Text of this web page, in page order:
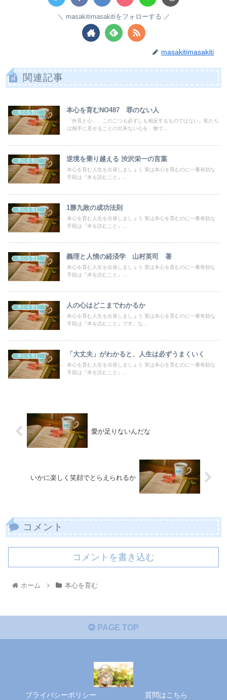
masakitimasakitiをフォローする
masakitimasakiti
関連記事
本心を育む 本心を育むNO487 罪のない人
「外見と心」、この二つも必ずしも相反するものではない。私たち
は相手に見せることの出来ない心を、物で...
本心を育む 逆境を乗り越える 渋沢栄一の言葉
本心を育む人生を出発しましょう 実は本心を育むのに一番有効な
手段は『本を読むこと』...
本心を育む 1勝九敗の成功法則
本心を育む人生を出発しましょう 実は本心を育むのに一番有効な
手段は『本を読むこと』...
本心を育む 義理と人情の経済学 山村英司 著
本心を育む人生を出発しましょう 実は本心を育むのに一番有効な
手段は『本を読むこと』...
本心を育む 人の心はどこまでわかるか
本心を育む人生を出発しましょう 実は本心を育むのに一番有効な
手段は『本を読むこと』です。な...
本心を育む 「大丈夫」がわかると、人生は必ずうまくいく
本心を育む人生を出発しましょう 実は本心を育むのに一番有効な
手段は『本を読むこと』...
愛が足りないんだな
いかに楽しく笑顔でとらえられるか
コメント
コメントを書き込む
ホーム 本心を育む
PAGE TOP
プライバシーポリシー
質問はこちら